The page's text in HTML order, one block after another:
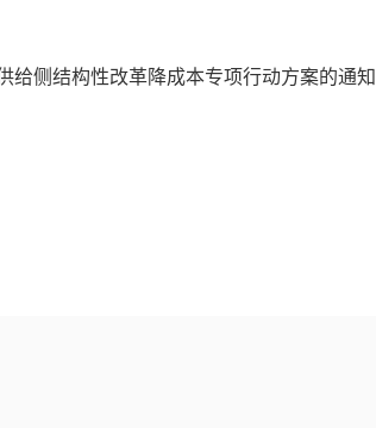
给侧结构性改革降成本专项行动方案的通知